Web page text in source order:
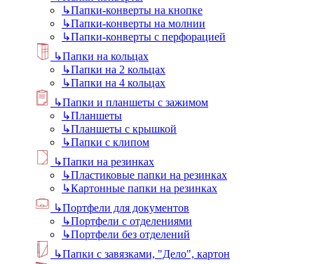
↳Папки-конверты на кнопке
↳Папки-конверты на молнии
↳Папки-конверты с перфорацией
↳Папки на кольцах
↳Папки на 2 кольцах
↳Папки на 4 кольцах
↳Папки и планшеты с зажимом
↳Планшеты
↳Планшеты с крышкой
↳Папки с клипом
↳Папки на резинках
↳Пластиковые папки на резинках
↳Картонные папки на резинках
↳Портфели для документов
↳Портфели с отделениями
↳Портфели без отделений
↳Папки с завязками, "Дело", картон